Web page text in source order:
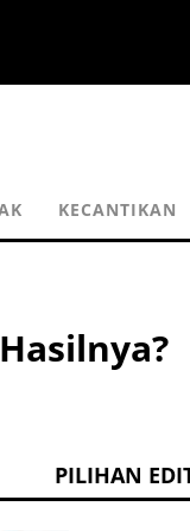
KECANTIKAN
PILIHAN